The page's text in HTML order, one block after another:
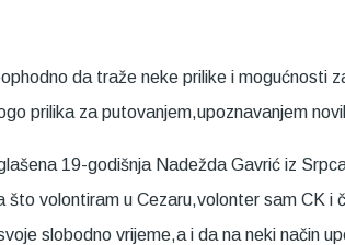
da traže neke prilike i
prilika za putovanjem,upoznavanjem
19-godišnja Nadežda Gavrić iz
volontiram u Cezaru,volonter sam CK i
slobodno vrijeme,a i da na neki način